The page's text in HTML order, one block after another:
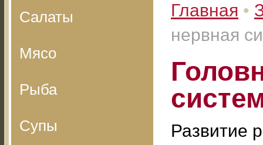
Салаты
Мясо
Рыба
Супы
Главная •
нервная
Развитие